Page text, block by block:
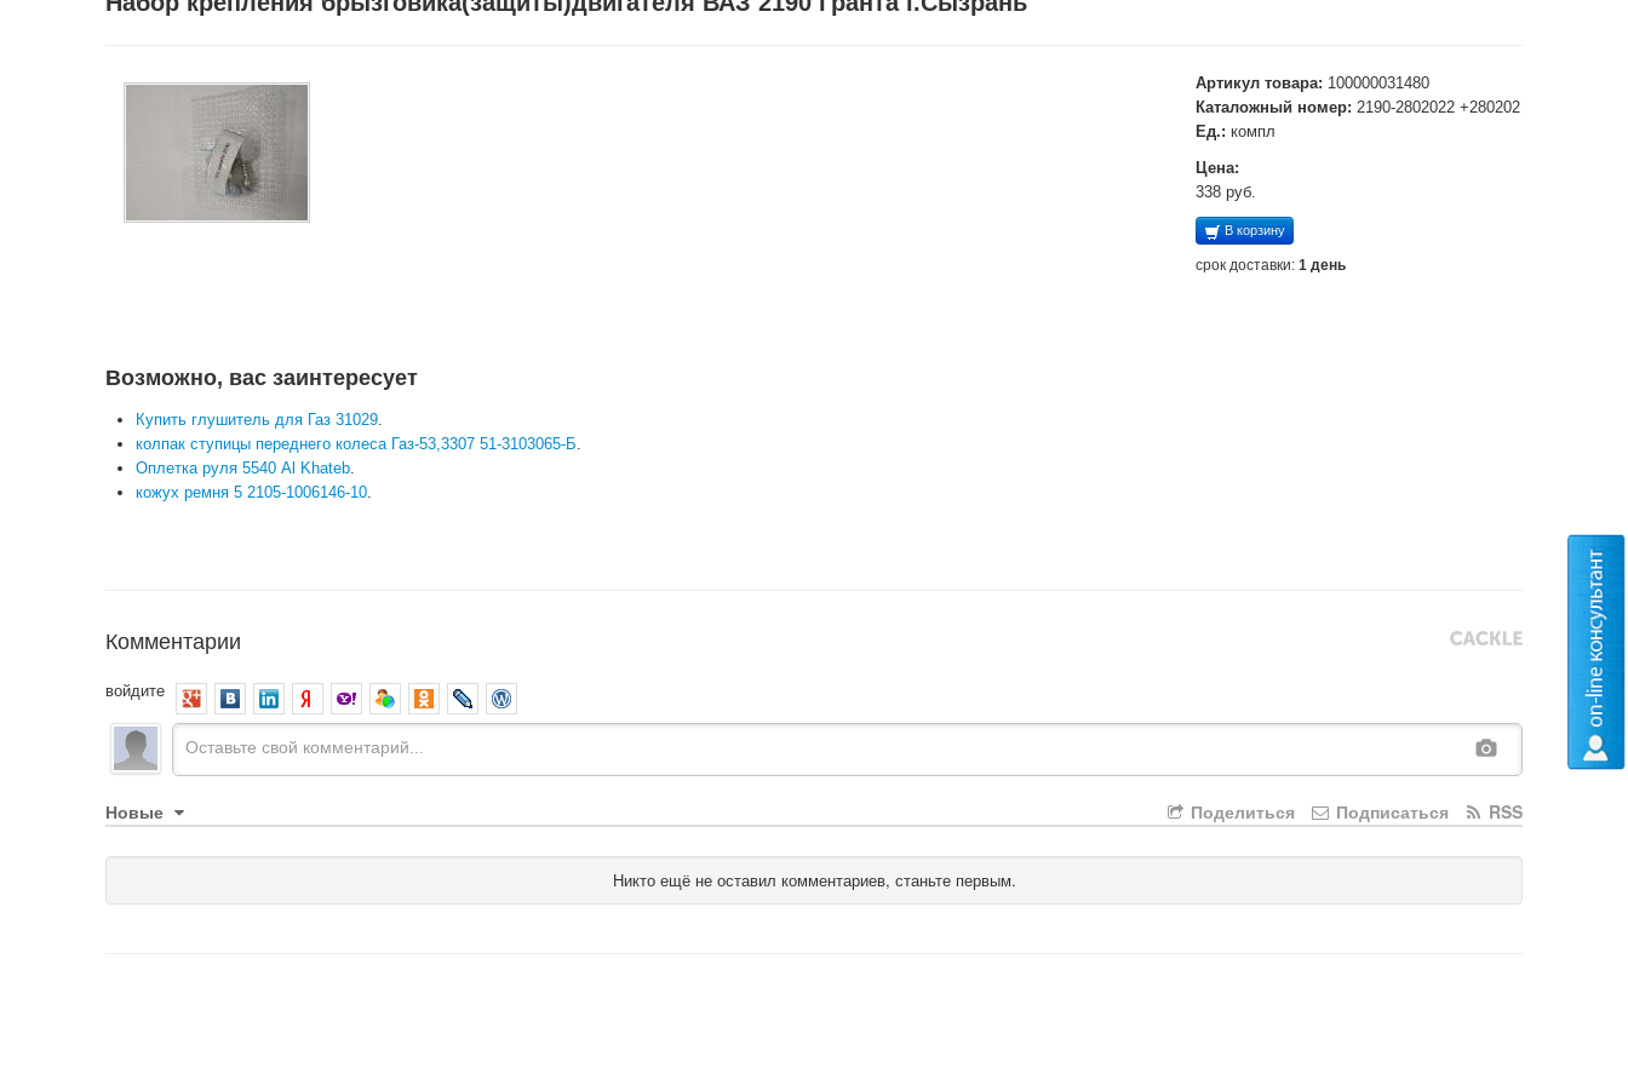
Артикул товара: 100000031480
Каталожный номер: 2190-2802022 +280202
Ед.: компл
Цена:
338 руб.
В корзину
срок доставки: 1 день
Возможно, вас заинтересует
Купить глушитель для Газ 31029.
колпак ступицы переднего колеса Газ-53,3307 51-3103065-Б.
Оплетка руля 5540 Al Khateb.
кожух ремня 5 2105-1006146-10.
Комментарии
войдите
Новые RSS
Подписаться
Поделиться
Никто ещё не оставил комментариев, станьте первым.